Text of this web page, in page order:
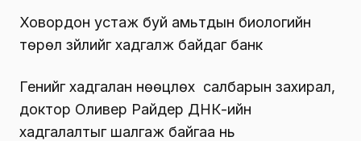
Ховордон устаж буй амьтдын биологийн
төрөл зүйлийг хадгалж байдаг банк
Генийг хадгалан нөөцлөх салбарын захирал,
доктор Оливер Райдер ДНК-ийн
хадгалалтыг шалгаж байгаа нь